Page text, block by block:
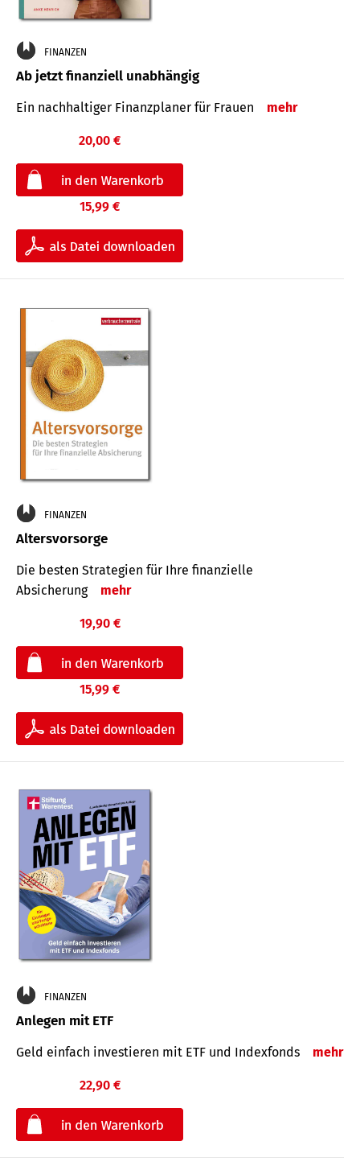
FINANZEN
Ab jetzt finanziell unabhängig
Ein nachhaltiger Finanzplaner für Frauen mehr
20,00 €
15,99 €
FINANZEN
Altersvorsorge
Die besten Strategien für Ihre finanzielle
Absicherung
mehr
19,90 €
15,99 €
FINANZEN
Anlegen mit ETF
Geld einfach investieren mit ETF und Indexfonds mehr
22,90 €